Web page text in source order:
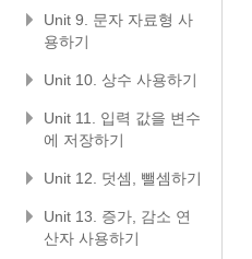
Unit 9. 문자 자료형 사
용하기
Unit 10. 상수 사용하기
Unit 11. 입력 값을 변수
에 저장하기
Unit 12. 덧셈, 뺄셈하기
Unit 13. 증가, 감소 연
산자 사용하기